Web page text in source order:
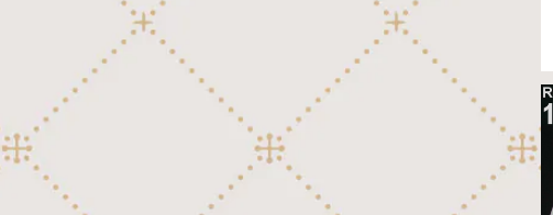
邦楽ポピュラー
外国映画、テレビ
日本映画、テレビ
外国民謡
洋楽ポピュラー
行進曲
170弁ディスク(Regina 27")
クラシック